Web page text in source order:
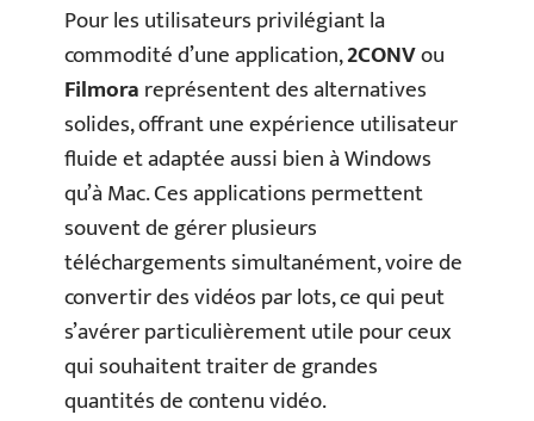
Pour les utilisateurs privilégiant la
commodité d’une application,2CONVou
Filmorareprésentent des alternatives
solides, offrant une expérience utilisateur
fluide et adaptée aussi bien à Windows
qu’à Mac. Ces applications permettent
souvent de gérer plusieurs
téléchargements simultanément, voire de
convertir des vidéos par lots, ce qui peut
s’avérer particulièrement utile pour ceux
qui souhaitent traiter de grandes
quantités de contenu vidéo.